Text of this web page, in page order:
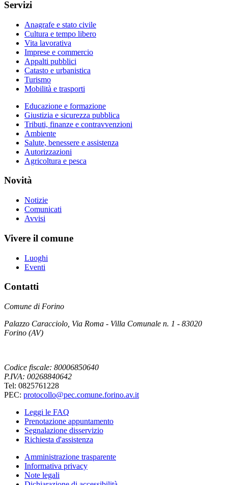
Servizi
Anagrafe e stato civile
Cultura e tempo libero
Vita lavorativa
Imprese e commercio
Appalti pubblici
Catasto e urbanistica
Turismo
Mobilità e trasporti
Educazione e formazione
Giustizia e sicurezza pubblica
Tributi, finanze e contravvenzioni
Ambiente
Salute, benessere e assistenza
Autorizzazioni
Agricoltura e pesca
Novità
Notizie
Comunicati
Avvisi
Vivere il comune
Luoghi
Eventi
Contatti
Comune di Forino
Palazzo Caracciolo, Via Roma - Villa Comunale n. 1 - 83020
Forino (AV)
Codice fiscale: 80006850640
P.IVA: 00268840642
Tel: 0825761228
PEC: protocollo@pec.comune.forino.av.it
Leggi le FAQ
Prenotazione appuntamento
Segnalazione disservizio
Richiesta d'assistenza
Amministrazione trasparente
Informativa privacy
Note legali